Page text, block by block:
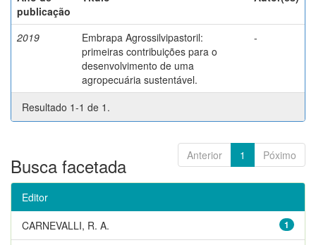
publicação
2019
Embrapa Agrossilvipastoril:
primeiras contribuições para o
desenvolvimento de uma
agropecuária sustentável.
-
Resultado 1-1 de 1.
Anterior 1 Póximo
Busca facetada
Editor
1
CARNEVALLI, R. A.